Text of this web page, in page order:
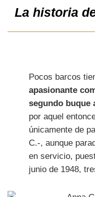
La historia
Pocos barcos
apasionante
segundo buque
por aquel
únicamente de
C.-, aunque
en servicio,
junio de 1948,